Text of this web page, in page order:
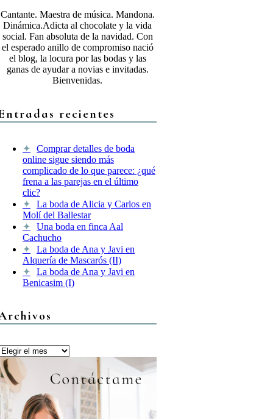
Cantante. Maestra de música. Mandona.
Dinámica.Adicta al chocolate y la vida
social. Fan absoluta de la navidad. Con
el esperado anillo de compromiso nació
el blog, la locura por las bodas y las
ganas de ayudar a novias e invitadas.
Bienvenidas.
recientes
Comprar detalles de boda
online sigue siendo más
complicado de lo que parece: ¿qué
frena a las parejas en el último
clic?
La boda de Alicia y Carlos en
Molí del Ballestar
Una boda en finca Aal
Cachucho
La boda de Ana y Javi en
Alquería de Mascarós (II)
La boda de Ana y Javi en
Benicasim (I)